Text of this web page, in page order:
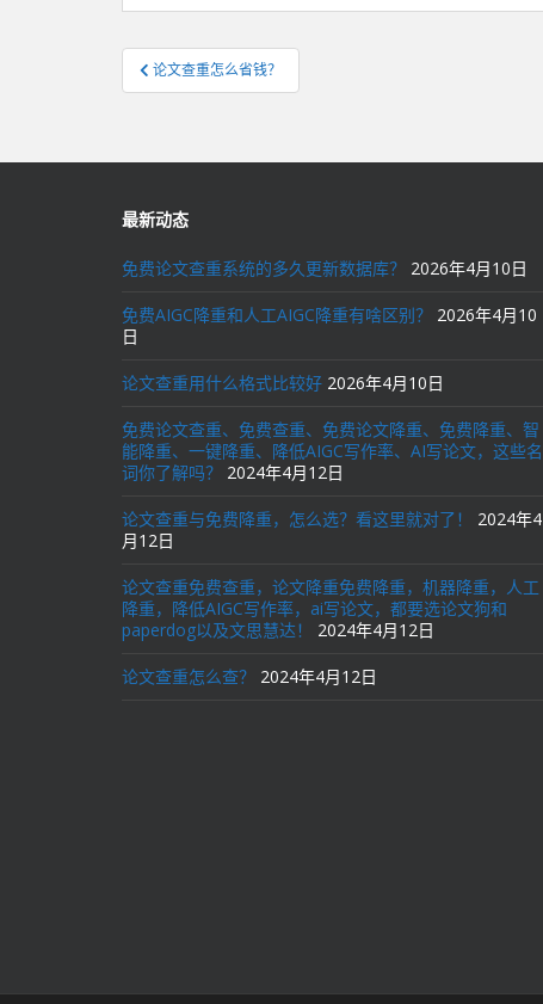
文
章
航
论文查重怎么省钱？
最新动态
免费论文查重系统的多久更新数据库？ 2026年4月10日
免费AIGC降重和人工AIGC降重有啥区别？
2026年4月10
日
论文查重用什么格式比较好 2026年4月10日
免费论文查重、免费查重、免费论文降重、免费降重、智
能降重、一键降重、降低AIGC写作率、AI写论文，这些名
词你了解吗？
2024年4月12日
论文查重与免费降重，怎么选？看这里就对了！
2024年4
月12日
论文查重免费查重，论文降重免费降重，机器降重，人工
降重，降低AIGC写作率，ai写论文，都要选论文狗和
paperdog以及文思慧达！
2024年4月12日
论文查重怎么查？ 2024年4月12日